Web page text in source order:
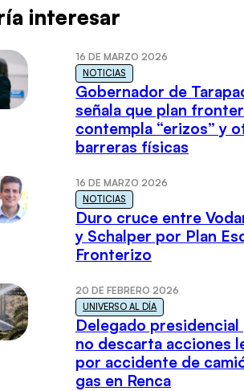
interesar
16 DE MARZO 2026
NOTICIAS
Gobernador de
señala que plan
contempla “erizos” y
barreras físicas
16 DE MARZO 2026
NOTICIAS
Duro cruce entre
y Schalper por Plan
Fronterizo
20 DE FEBRERO 2026
UNIVERSO AL DÍA
Delegado presidencial
no descarta acciones
por accidente de
gas en Renca